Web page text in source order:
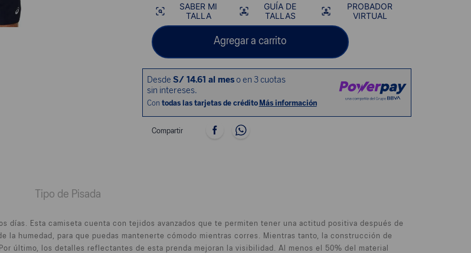
SABER MI
TALLA
GUÍA DE
TALLAS
PROBADOR
VIRTUAL
Agregar a carrito
Compartir
Tipo de Pisada
días. Esta camiseta cuenta con tejidos avanzados que te permiten tener una actitud positiva después de
humedad, para que puedas mantenerte cómodo mientras corres. Mientras tanto, la construcción de
último, los detalles reflectantes de esta prenda mejoran la visibilidad. Al menos el 50% del material